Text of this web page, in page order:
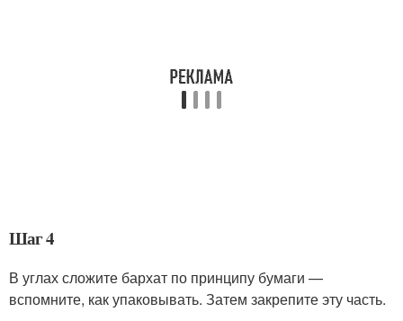
Шаг 4
В углах сложите бархат по принципу бумаги —
вспомните, как упаковывать. Затем закрепите эту часть.